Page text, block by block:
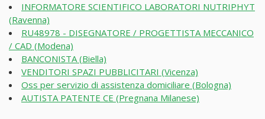
INFORMATORE SCIENTIFICO LABORATORI NUTRIPHYT
(Ravenna)
RU48978 - DISEGNATORE / PROGETTISTA MECCANICO
/ CAD (Modena)
BANCONISTA (Biella)
VENDITORI SPAZI PUBBLICITARI (Vicenza)
Oss per servizio di assistenza domiciliare (Bologna)
AUTISTA PATENTE CE (Pregnana Milanese)